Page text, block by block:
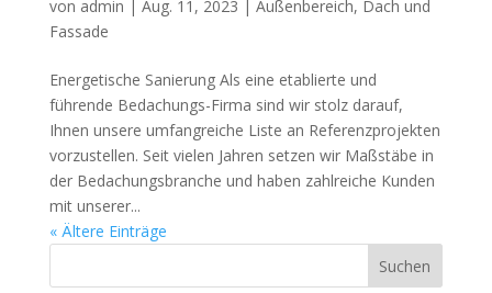
von admin Aug. 11, 2023 Außenbereich, Dach und
Fassade
Energetische Sanierung Als eine etablierte und
führende Bedachungs-Firma sind wir stolz darauf,
Ihnen unsere umfangreiche Liste an Referenzprojekten
vorzustellen. Seit vielen Jahren setzen wir Maßstäbe in
der Bedachungsbranche und haben zahlreiche Kunden
mit unserer...
« Ältere Einträge
Suchen